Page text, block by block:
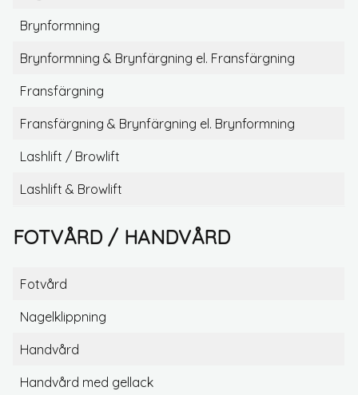
Brynformning
Brynformning & Brynfärgning el. Fransfärgning
Fransfärgning
Fransfärgning & Brynfärgning el. Brynformning
Lashlift / Browlift
Lashlift & Browlift
FOTVÅRD / HANDVÅRD
Fotvård
Nagelklippning
Handvård
Handvård med gellack